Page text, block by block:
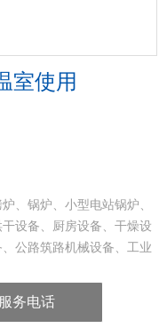
室使用
、锅炉、小型电站锅炉、
设备、厨房设备、干燥设
公路筑路机械设备、工业
服务电话